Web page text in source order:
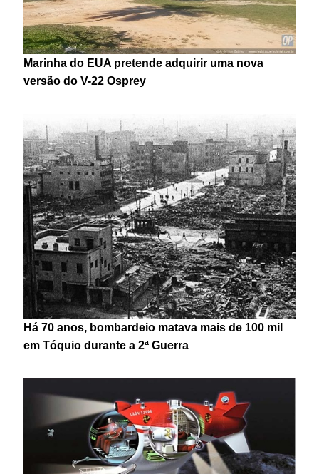
Marinha do EUA pretende adquirir uma nova
versão do V-22 Osprey
Há 70 anos, bombardeio matava mais de 100 mil
em Tóquio durante a 2ª Guerra